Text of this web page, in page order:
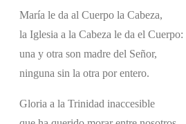
María le da al Cuerpo la Cabeza,
la Iglesia a la Cabeza le da el Cuerpo:
una y otra son madre del Señor,
ninguna sin la otra por entero.
Gloria a la Trinidad inaccesible